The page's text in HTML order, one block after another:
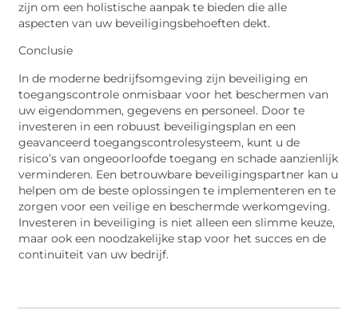
zijn om een holistische aanpak te bieden die alle
aspecten van uw beveiligingsbehoeften dekt.
Conclusie
In de moderne bedrijfsomgeving zijn beveiliging en
toegangscontrole onmisbaar voor het beschermen van
uw eigendommen, gegevens en personeel. Door te
investeren in een robuust beveiligingsplan en een
geavanceerd toegangscontrolesysteem, kunt u de
risico’s van ongeoorloofde toegang en schade aanzienlijk
verminderen. Een betrouwbare beveiligingspartner kan u
helpen om de beste oplossingen te implementeren en te
zorgen voor een veilige en beschermde werkomgeving.
Investeren in beveiliging is niet alleen een slimme keuze,
maar ook een noodzakelijke stap voor het succes en de
continuïteit van uw bedrijf.